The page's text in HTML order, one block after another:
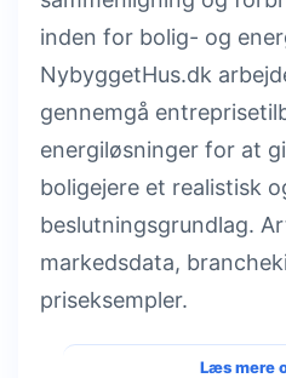
inden for bolig- og
NybyggetHus.dk
gennemgå
energiløsninger for at
boligejere et realistisk
beslutningsgrundlag.
markedsdata,
priseksempler.
Læs mere